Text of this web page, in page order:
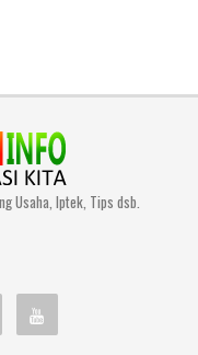
Usaha, Iptek, Tips dsb.